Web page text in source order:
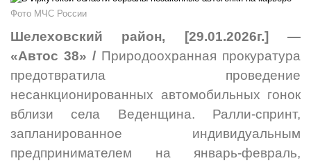
Фото МЧС России
Шелеховский район, [29.01.2026г.] —
«Автос 38» / Природоохранная прокуратура
предотвратила проведение
несанкционированных автомобильных гонок
вблизи села Веденщина. Ралли-спринт,
запланированное индивидуальным
предпринимателем на январь-февраль,